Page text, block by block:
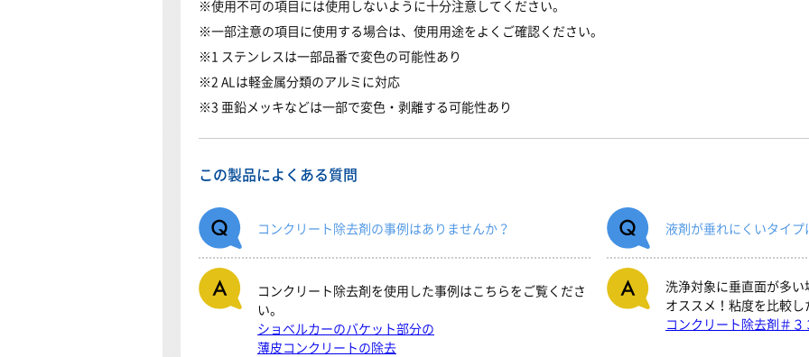
使用不可の項目には使用しないように十分注意してください。
一部注意の項目に使用する場合は、使用用途をよくご確認ください。
1 ステンレスは一部品番で変色の可能性あり
2 ALは軽金属分類のアルミに対応
3 亜鉛メッキなどは一部で変色・剥離する可能性あり
この製品によくある質問
コンクリート除去剤の事例はありませんか？
コンクリート除去剤を使用した事例はこちらをご覧くださ
い。
ショベルカーのバケット部分の
薄皮コンクリートの除去
液剤が垂れにくいタイプ
洗浄対象に垂直面が多
オススメ！粘度を比較し
コンクリート除去剤＃